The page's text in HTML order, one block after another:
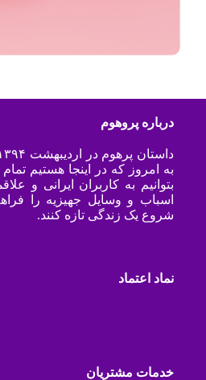
درباره پروهوم
به امروز که در اینجا هستیم
بتوانیم به کاربران ایرانی و
اسباب و وسایل جهیزیه را
شروع یک زندگی تازه کنند.
نماد اعتماد
خدمات مشتریان